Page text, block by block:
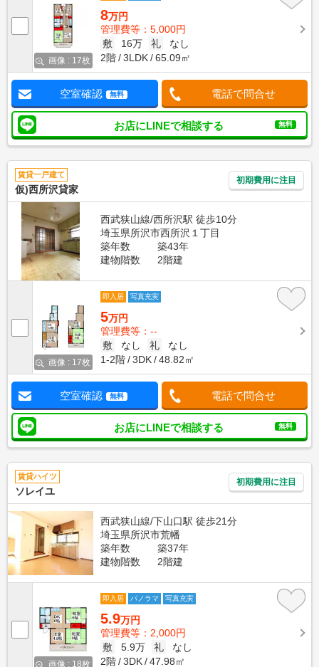
画像 : 17枚
8万円
管理費等：5,000円
敷
16万 礼
なし
2階
3LDK 65.09㎡
空室確認 無料 電話で問合せ
お店にLINEで相談する 無料
賃貸一戸建て
仮)西所沢貸家
初期費用に注目
西武狭山線/西所沢駅 徒歩10分
埼玉県所沢市西所沢１丁目
築年数
築43年
建物階数
2階建
画像 : 17枚
即入居 写真充実
5万円
管理費等：--
敷
なし 礼
なし
1-2階
3DK 48.82㎡
空室確認 無料 電話で問合せ
お店にLINEで相談する 無料
賃貸ハイツ
ソレイユ
初期費用に注目
西武狭山線/下山口駅 徒歩21分
埼玉県所沢市荒幡
築年数
築37年
建物階数
2階建
画像 : 18枚
即入居 パノラマ 写真充実
5.9万円
管理費等：2,000円
敷
5.9万 礼
なし
2階
3DK 47.98㎡